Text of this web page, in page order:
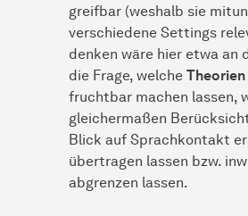
greifbar (weshalb sie
verschiedene Settings
denken wäre hier etwa an
die Frage, welche Theorien
fruchtbar machen lassen,
gleichermaßen
Blick auf Sprachkontakt
übertragen lassen bzw.
abgrenzen lassen.